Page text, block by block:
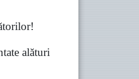
alături